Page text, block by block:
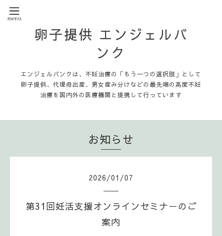
卵子提供 エンジェルバ
ンク
エンジェルバンクは、不妊治療の「もう一つの選択肢」として
卵子提供、代理母出産、男女産み分けなどの最先端の高度不妊
治療を国内外の医療機関と提携して行っています
お知らせ
2026/01 /07
第31回妊活支援オンラインセミナーのご
案内